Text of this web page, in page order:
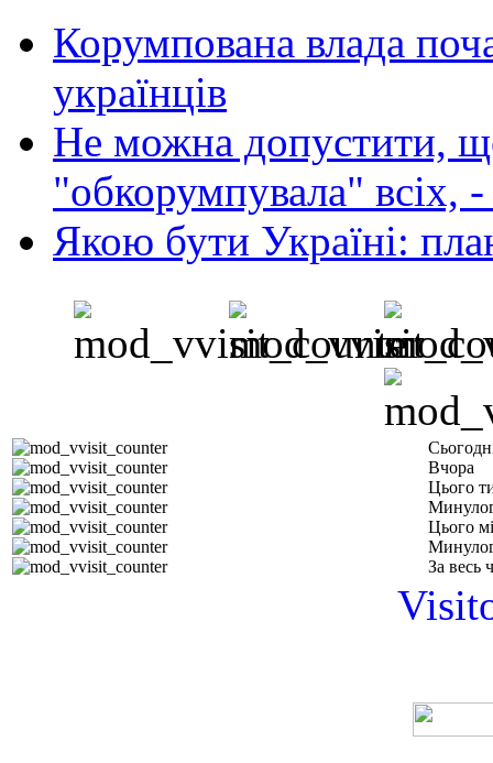
Корумпована влада
українців
Не можна допустити,
"обкорумпувала" всіх,
Якою бути Україні:
Вчора
Цього
Цього
За весь